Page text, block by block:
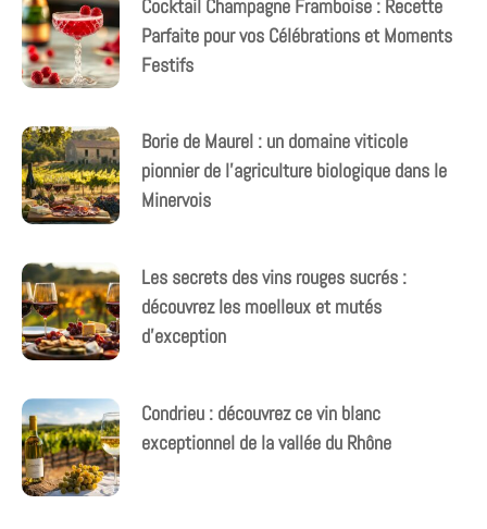
Cocktail Champagne Framboise : Recette
Parfaite pour vos Célébrations et Moments
Festifs
Borie de Maurel : un domaine viticole
pionnier de l’agriculture biologique dans le
Minervois
Les secrets des vins rouges sucrés :
découvrez les moelleux et mutés
d’exception
Condrieu : découvrez ce vin blanc
exceptionnel de la vallée du Rhône